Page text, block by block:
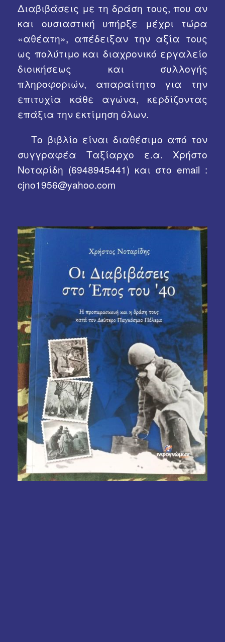
Διαβιβάσεις με τη δράση τους, που αν
και ουσιαστική υπήρξε μέχρι τώρα
«αθέατη», απέδειξαν την αξία τους
ως πολύτιμο και διαχρονικό εργαλείο
διοικήσεως και συλλογής
πληροφοριών, απαραίτητο για την
επιτυχία κάθε αγώνα, κερδίζοντας
επάξια την εκτίμηση όλων.
Το βιβλίο είναι διαθέσιμο από τον
συγγραφέα Ταξίαρχο ε.α. Χρήστο
Νοταρίδη (6948945441) και στο email :
cjno1956@yahoo.com